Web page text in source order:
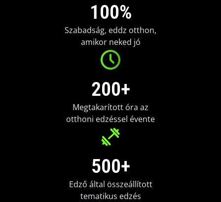
100%
Szabadság, eddz otthon,
amikor neked jó
200+
Megtakarított óra az
otthoni edzéssel évente
500+
Edző által összeállított
tematikus edzés